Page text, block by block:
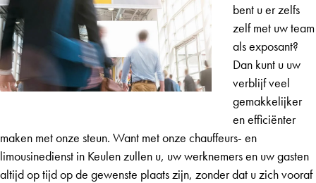
bent u er zelfs
zelf met uw team
als exposant?
Dan kunt u uw
verblijf veel
gemakkelijker
en efficiënter
maken met onze steun. Want met onze chauffeurs- en
limousinedienst in Keulen zullen u, uw werknemers en uw gasten
altijd op tijd op de gewenste plaats zijn, zonder dat u zich vooraf